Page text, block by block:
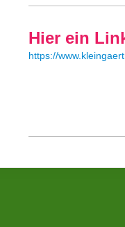
Hier ein
https://